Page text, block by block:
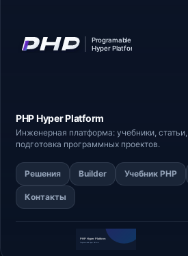
PHP HyperPlatform
Инженерная платформа: учебники, статьи,
подготовка программных проектов.
Решения Builder Учебник PHP
Контакты